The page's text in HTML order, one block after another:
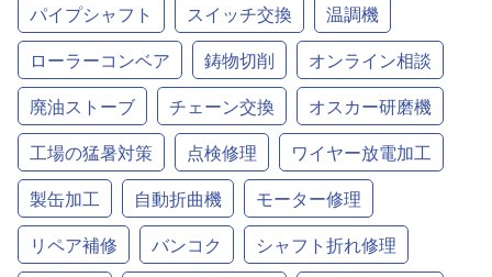
パイプシャフト
スイッチ交換
温調機
ローラーコンベア
鋳物切削
オンライン相談
廃油ストーブ
チェーン交換
オスカー研磨機
工場の猛暑対策
点検修理
ワイヤー放電加工
製缶加工
自動折曲機
モーター修理
リペア補修
バンコク
シャフト折れ修理